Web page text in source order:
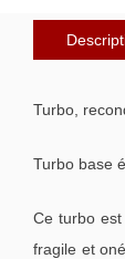
Turbo,
Turbo base
Ce turbo
fragile et